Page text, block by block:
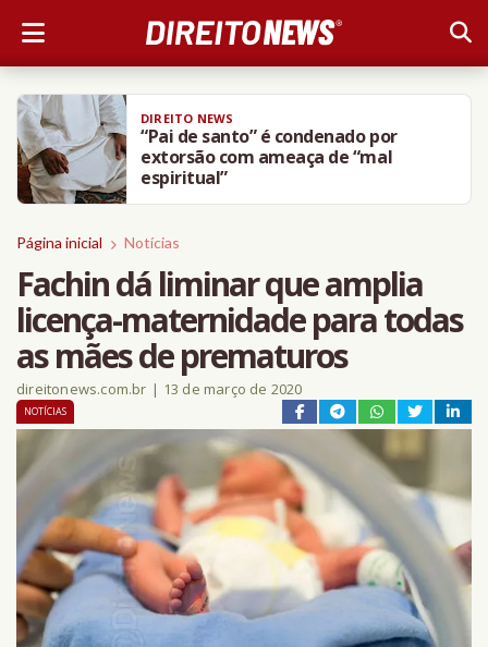
DIREITO NEWS
“Pai de santo” é condenado por
extorsão com ameaça de “mal
espiritual”
Página inicial Notícias
Fachin dá liminar que amplia
licença-maternidade para todas
as mães de prematuros
direitonews.com.br | 13 de março de 2020
NOTÍCIAS